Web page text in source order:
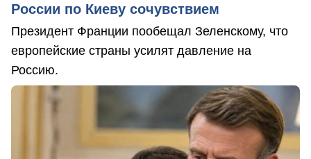
России по Киеву сочувствием
Президент Франции пообещал Зеленскому, что
европейские страны усилят давление на
Россию.